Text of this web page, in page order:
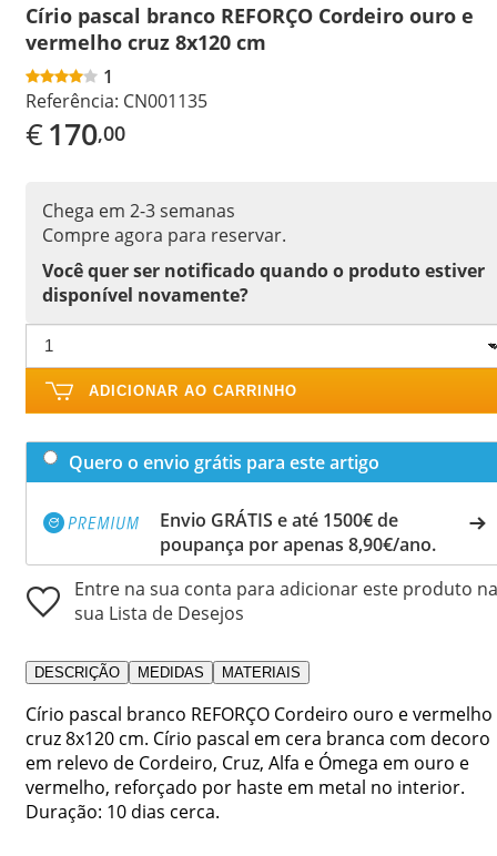
Círio pascal branco REFORÇO Cordeiro ouro e
vermelho cruz 8x120 cm
1
Referência: CN001135
€170,00
Chega em 2-3 semanas
Compre agora para reservar.
Você quer ser notificado quando o produto estiver
disponível novamente?
ADICIONAR AO CARRINHO
Quero o envio grátis para este artigo
Envio GRÁTIS e até 1500€ de
poupança por apenas 8,90€/ano.
Entre na sua conta para adicionar este produto na
sua Lista de Desejos
DESCRIÇÃO MEDIDAS MATERIAIS
Círio pascal branco REFORÇO Cordeiro ouro e vermelho
cruz 8x120 cm. Círio pascal em cera branca com decoro
em relevo de Cordeiro, Cruz, Alfa e Ómega em ouro e
vermelho, reforçado por haste em metal no interior.
Duração: 10 dias cerca.